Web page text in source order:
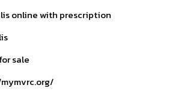
online with prescription
sale